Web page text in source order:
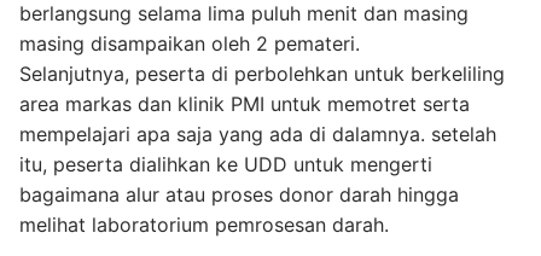
berlangsung selama lima puluh menit dan masing
masing disampaikan oleh 2 pemateri.
Selanjutnya, peserta di perbolehkan untuk berkeliling
area markas dan klinik PMI untuk memotret serta
mempelajari apa saja yang ada di dalamnya. setelah
itu, peserta dialihkan ke UDD untuk mengerti
bagaimana alur atau proses donor darah hingga
melihat laboratorium pemrosesan darah.